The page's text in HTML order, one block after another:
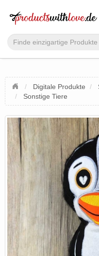
Digitale Produkte
Sonstige Tiere